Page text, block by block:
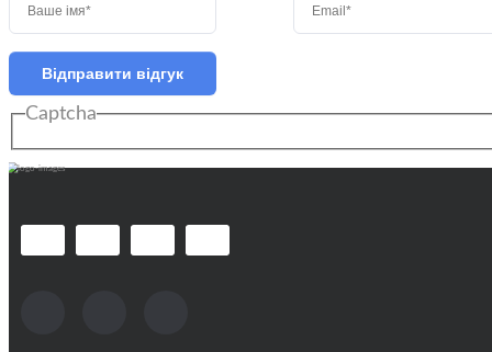
Відправити відгук
Captcha